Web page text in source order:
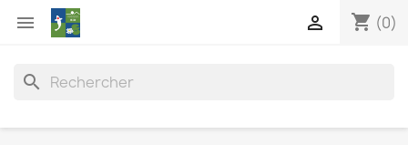
 shopping_cart (0)

search